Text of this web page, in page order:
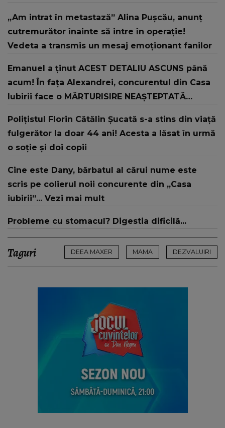
„Am intrat în metastază” Alina Pușcău, anunț
cutremurător înainte să intre în operație!
Vedeta a transmis un mesaj emoționant fanilor
Emanuel a ținut ACEST DETALIU ASCUNS până
acum! În fața Alexandrei, concurentul din Casa
Iubirii face o MĂRTURISIRE NEAȘTEPTATĂ
te iubesc pentru că..."
Polițistul Florin Cătălin Șucată s-a stins din viață
fulgerător la doar 44 ani! Acesta a lăsat în urmă
o soție și doi copii
Cine este Dany, bărbatul al cărui nume este
scris pe colierul noii concurente din „Casa
iubirii”... Vezi mai mult
Probleme cu stomacul? Digestia dificilă...
Taguri DEEA MAXER MAMA DEZVALUIRI